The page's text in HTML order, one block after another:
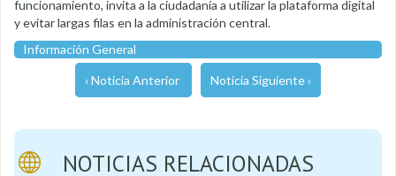
funcionamiento, invita a la ciudadanía a utilizar la plataforma digital
y evitar largas filas en la administración central.
Información General
‹ Noticia Anterior Noticia Siguiente ›
NOTICIAS RELACIONADAS